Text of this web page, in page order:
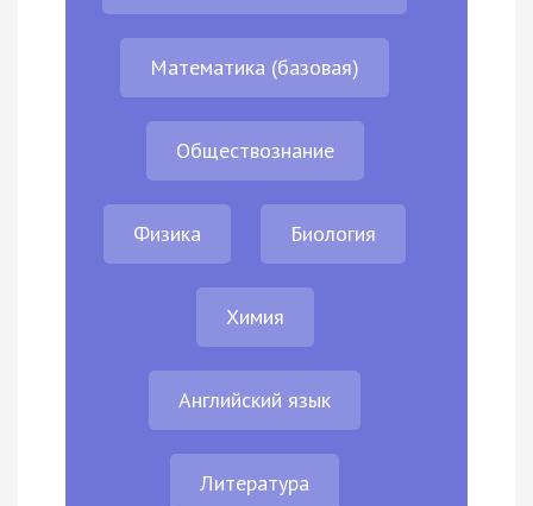
Математика (базовая)
Обществознание
Физика Биология
Химия
Английский язык
Литература